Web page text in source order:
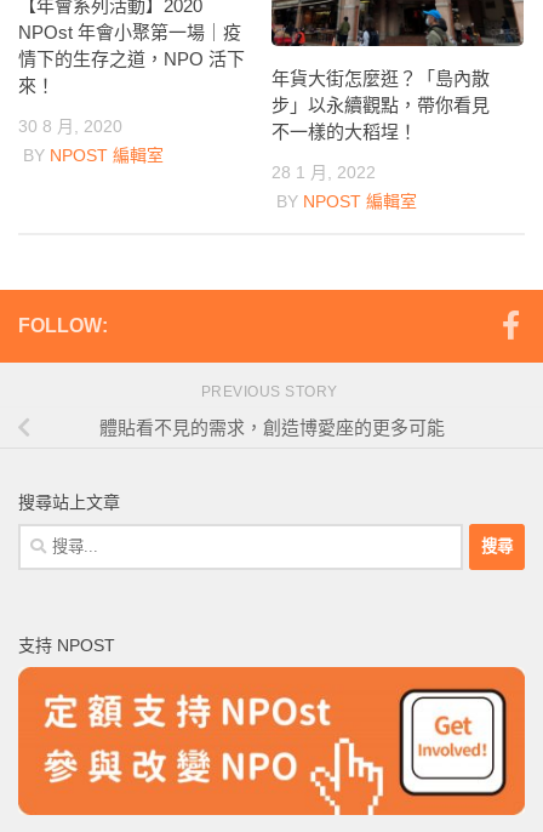
【年會系列活動】2020
NPOst 年會小聚第一場｜疫
情下的生存之道，NPO 活下
來！
30 8 月, 2020
BY NPOST 編輯室
年貨大街怎麼逛？「島內散
步」以永續觀點，帶你看見
不一樣的大稻埕！
28 1 月, 2022
BY NPOST 編輯室
FOLLOW:
PREVIOUS STORY
體貼看不見的需求，創造博愛座的更多可能
搜尋站上文章
搜
尋
字:
支持 NPOST